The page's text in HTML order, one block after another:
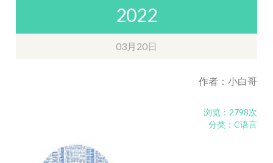
2022
03月20日
作者：小白哥
浏览：2798次
分类：C语言